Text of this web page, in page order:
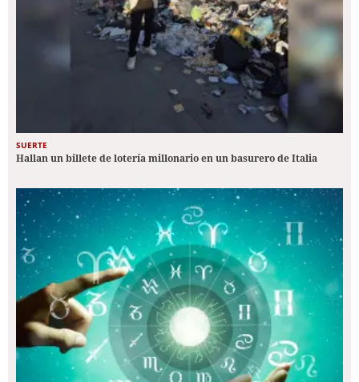
SUERTE
Hallan un billete de lotería millonario en un basurero de Italia